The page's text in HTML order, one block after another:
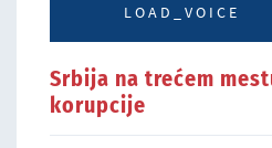
LOAD_VOICE
Srbija na trećem
korupcije